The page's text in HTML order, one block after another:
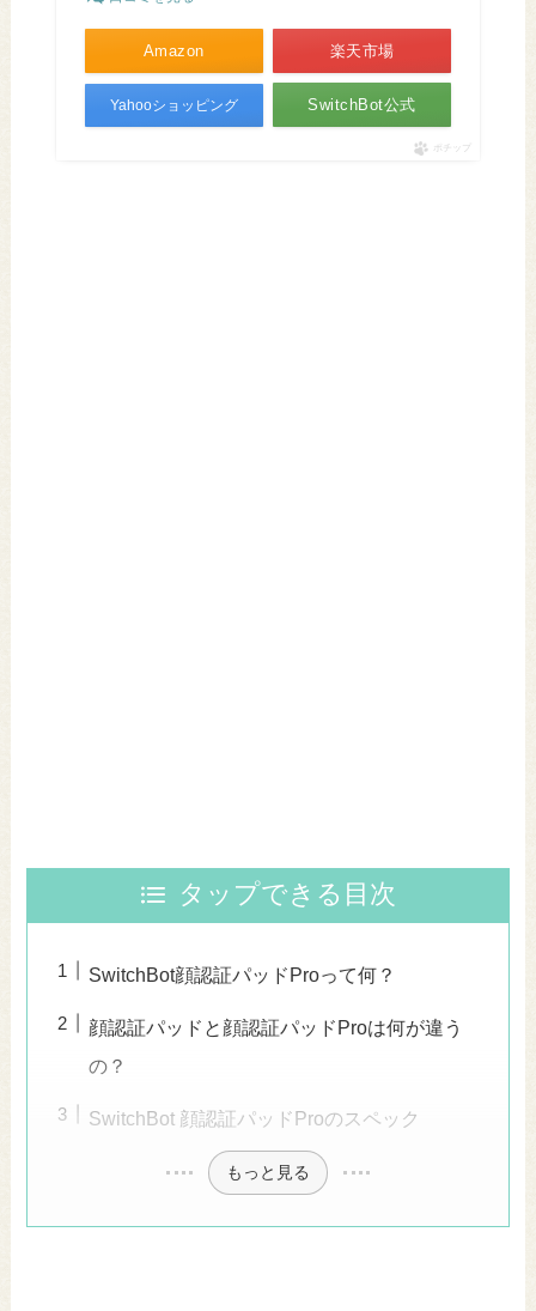
Amazon 楽天市場
Yahooショッピング SwitchBot公式
ポチップ
タップできる目次
SwitchBot顔認証パッドProって何？
顔認証パッドと顔認証パッドProは何が違う
の？
SwitchBot 顔認証パッドProのスペック
もっと見る